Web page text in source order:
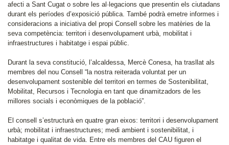
afecti a Sant Cugat o sobre les al·legacions que presentin els ciutadans
durant els períodes d’exposició pública. També podrà emetre informes i
consideracions a iniciativa del propi Consell sobre les matèries de la
seva competència: territori i desenvolupament urbà, mobilitat i
infraestructures i habitatge i espai públic.
Durant la seva constitució, l’alcaldessa, Mercè Conesa, ha trasllat als
membres del nou Consell “la nostra reiterada voluntat per un
desenvolupament sostenible del territori en termes de Sostenibilitat,
Mobilitat, Recursos i Tecnologia en tant que dinamitzadors de les
millores socials i econòmiques de la població”.
El consell s’estructurà en quatre gran eixos: territori i desenvolupament
urbà; mobilitat i infraestructures; medi ambient i sostenibilitat, i
habitatge i qualitat de vida. Entre els membres del CAU figuren el